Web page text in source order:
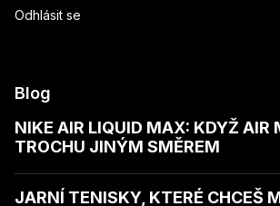
Odhlásit se
Blog
NIKE AIR LIQUID MAX: KDYŽ AIR
TROCHU JINÝM SMĚREM
JARNÍ TENISKY, KTERÉ CHCEŠ